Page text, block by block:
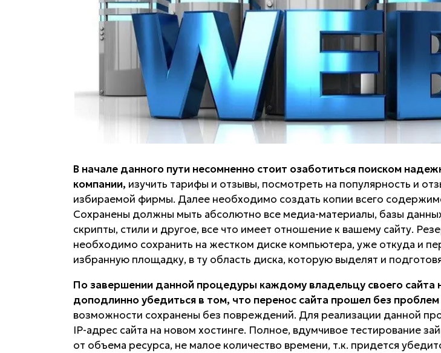
В начале данного пути несомненно стоит озаботиться поиском
компании, изучить тарифы и отзывы, посмотреть на популярность и
избираемой фирмы. Далее необходимо создать копии всего
Сохранены должны мыть абсолютно все медиа-материалы, базы
скрипты, стили и другое, все что имеет отношение к вашему сайту.
необходимо сохранить на жестком диске компьютера, уже откуда и
избранную площадку, в ту область диска, которую выделят и
По завершении данной процедуры каждому владельцу своего сайта
доподлинно убедиться в том, что перенос сайта прошел без проблем
возможности сохранены без повреждений. Для реализации данной
IP-адрес сайта на новом хостинге. Полное, вдумчивое тестирование
от объема ресурса, не малое количество времени, т.к. придется